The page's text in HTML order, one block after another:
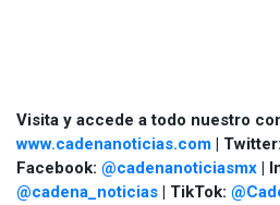
Visita y accede a todo nuestro
www.cadenanoticias.com | Twitter:
Facebook: @cadenanoticiasmx |
@cadena_noticias | TikTok: